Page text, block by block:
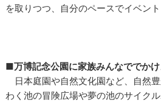
を取りつつ、自分のペースでイベン
■万博記念公園に家族みんなででかけ
日本庭園や自然文化園など、自然
わく池の冒険広場や夢の池のサイク